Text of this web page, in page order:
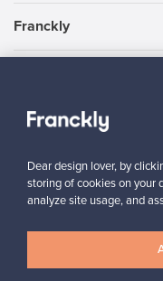
Franckly
Ostajille
Myyjille
Logistiikkapalvelut
Dear design lover, by
storing of cookies on your
analyze site usage, and